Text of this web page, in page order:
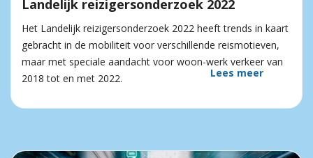
Landelijk reizigersonderzoek 2022
Het Landelijk reizigersonderzoek 2022 heeft trends in kaart
gebracht in de mobiliteit voor verschillende reismotieven,
maar met speciale aandacht voor woon-werk verkeer van
2018 tot en met 2022.
Lees meer